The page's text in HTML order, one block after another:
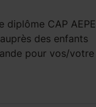
diplôme CAP AEPE
des enfants
pour vos/votre